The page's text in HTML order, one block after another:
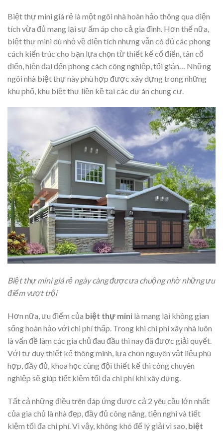
Biệt thự mini giá rẻ là một ngôi nhà hoàn hảo thông qua diện
tích vừa đủ mang lại sự ấm áp cho cả gia đình. Hơn thế nữa,
biệt thự mini dù nhỏ về diện tích nhưng vẫn có đủ các phong
cách kiến trúc cho bạn lựa chọn từ thiết kế cổ điển, tân cổ
điển, hiện đại đến phong cách công nghiệp, tối giản… Những
ngôi nhà biệt thự này phù hợp được xây dựng trong những
khu phố, khu biệt thự liền kề tại các dự án chung cư.
Biệt thự mini giá rẻ ngày càng được ưa chuộng nhờ những ưu
điểm vượt trội
Hơn nữa, ưu điểm của biệt thự mini là mang lại không gian
sống hoàn hảo với chi phí thấp. Trong khi chi phí xây nhà luôn
là vấn đề làm các gia chủ đau đầu thì nay đã được giải quyết.
Với tư duy thiết kế thông minh, lựa chọn nguyên vật liệu phù
hợp, đầy đủ, khoa học cùng đội thiết kế thi công chuyên
nghiệp sẽ giúp tiết kiệm tối đa chi phí khi xây dựng.
Tất cả những điều trên đáp ứng được cả 2 yêu cầu lớn nhất
của gia chủ là nhà đẹp, đầy đủ công năng, tiện nghi và tiết
kiệm tối đa chi phí. Vì vậy, không khó để lý giải vì sao, biệt